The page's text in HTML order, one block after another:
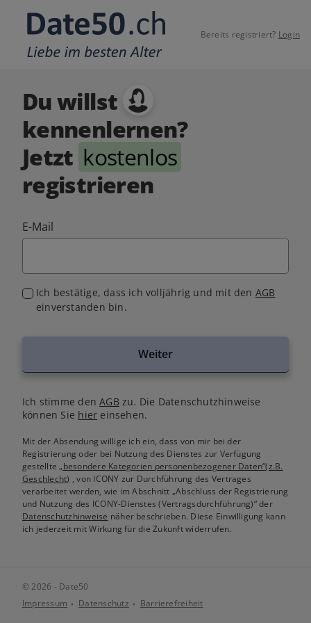
Bereits registriert? Login
Du willst
kennenlernen?
Jetzt kostenlos
registrieren
E-Mail
Ich bestätige, dass ich volljährig und mit den AGB
einverstanden bin.
Weiter
Ich stimme denAGB zu. Die Datenschutzhinweise
können Sie hier einsehen.
Mit der Absendung willige ich ein, dass von mir bei der
Registrierung oder bei Nutzung des Dienstes zur Verfügung
gestellte„besondere Kategorien personenbezogener Daten“(z.B.
Geschlecht) , von ICONY zur Durchführung des Vertrages
verarbeitet werden, wie im Abschnitt „Abschluss der Registrierung
und Nutzung des ICONY-Dienstes (Vertragsdurchführung)“ der
Datenschutzhinweise näher beschrieben. Diese Einwilligung kann
ich jederzeit mit Wirkung für die Zukunft widerrufen.
© 2026 - Date50
Impressum
Datenschutz Barrierefreiheit